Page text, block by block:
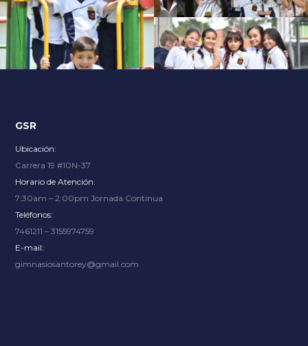
excitement.
GSR
Ubicación:
Carrera 19 #10N-37
Horario de Atención:
7:30am – 2:00pm Jornada Continua
Teléfonos:
7461211 – 3155974759
E-mail:
gimnasiosantorey@gmail.com